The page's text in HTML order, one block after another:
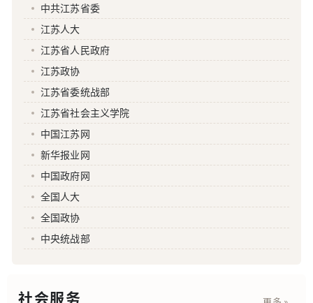
中共江苏省委
江苏人大
江苏省人民政府
江苏政协
江苏省委统战部
江苏省社会主义学院
中国江苏网
新华报业网
中国政府网
全国人大
全国政协
中央统战部
社会服务